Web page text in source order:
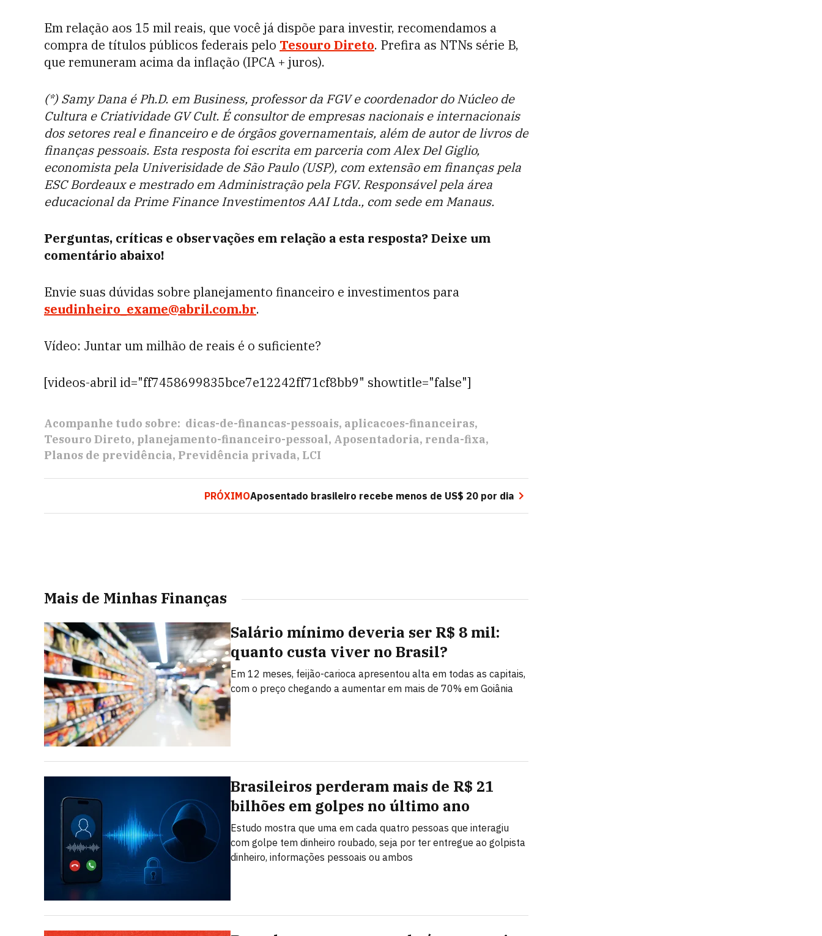
Em relação aos 15 mil reais, que você já dispõe para investir, recomendamos a
compra de títulos públicos federais pelo Tesouro Direto. Prefira as NTNs série B,
que remuneram acima da inflação (IPCA + juros).
(*) Samy Dana é Ph.D. em Business, professor da FGV e coordenador do Núcleo de
Cultura e Criatividade GV Cult. É consultor de empresas nacionais e internacionais
dos setores real e financeiro e de órgãos governamentais, além de autor de livros de
finanças pessoais. Esta resposta foi escrita em parceria com Alex Del Giglio,
economista pela Univerisidade de São Paulo (USP), com extensão em finanças pela
ESC Bordeaux e mestrado em Administração pela FGV. Responsável pela área
educacional da Prime Finance Investimentos AAI Ltda., com sede em Manaus.
Perguntas, críticas e observações em relação a esta resposta? Deixe um
comentário abaixo!
Envie suas dúvidas sobre planejamento financeiro e investimentos para
seudinheiro_exame@abril.com.br.
Vídeo: Juntar um milhão de reais é o suficiente?
[videos-abril id="ff7458699835bce7e12242ff71cf8bb9" showtitle="false"]
Acompanhe tudo sobre: dicas-de-financas-pessoais aplicacoes-financeiras
Tesouro Direto planejamento-financeiro-pessoal Aposentadoria renda-fixa
Planos de previdência Previdência privada LCI
PRÓXIMOAposentado brasileiro recebe menos de US$ 20 por dia
Mais de Minhas Finanças
Salário mínimo deveria ser R$ 8 mil:
quanto custa viver no Brasil?
Em 12 meses, feijão-carioca apresentou alta em todas as capitais,
com o preço chegando a aumentar em mais de 70% em Goiânia
Brasileiros perderam mais de R$ 21
bilhões em golpes no último ano
Estudo mostra que uma em cada quatro pessoas que interagiu
com golpe tem dinheiro roubado, seja por ter entregue ao golpista
dinheiro, informações pessoais ou ambos